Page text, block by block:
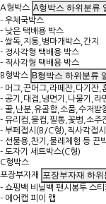
A형박스 A형박스 하위분류
- 우체국박스
- 낮은 택배용 박스
- 쌀독,지통,병마개박스,간지
- 정사각형 택배용 박스
- 직사각형 택배용 박스
B형박스 B형박스 하위분류
- 머그,끈머그,라떼잔,다기잔,
- 공기,대접,냉면기,나물기,라
- 꿀,난분,유골함,소품,수저받
- 유리컵,물컵,필통,꽃병,소주
- 부페접시(B/C형),직사각접
- 선물용,찬기,물레체험 등 끈
- 도자기 세트박스(C형)
C형박스
포장부자재
포장부자재 하위
- 쇼핑백 비닐백 팬시봉투 스티
- 에어캡 피이 랩